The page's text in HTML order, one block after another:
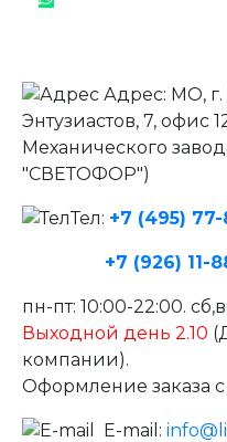
Адрес: МО,
Энтузиастов, 7, офис
Механического
"СВЕТОФОР")
Тел: +7 (495)
+7 (926) 11-
пн-пт: 10:00-22:00.
Выходной день 2.10
компании).
Оформление заказа с
E-mail: